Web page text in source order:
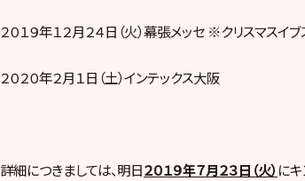
２０１９年１２月２４日（火）幕張メッセ ※クリスマス
２０２０年２月１日（土）インテックス大阪
詳細につきましては、明日２０１９年７月２３日（火） に